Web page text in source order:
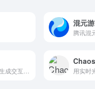
混元